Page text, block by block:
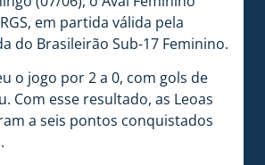
em partida válida pela
do Brasileirão Sub-17 Feminino.
o jogo por 2 a 0, com gols de
Com esse resultado, as Leoas
a seis pontos conquistados